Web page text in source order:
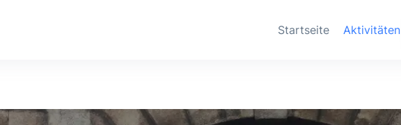
Startseite Aktivitäten